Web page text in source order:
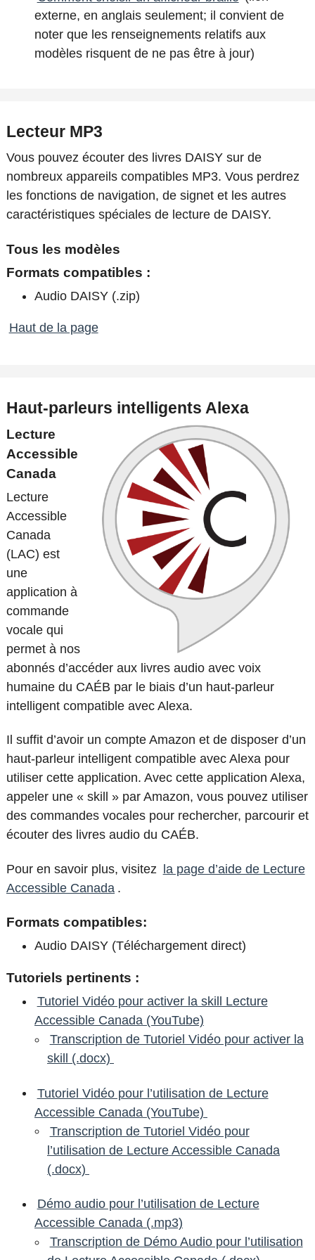
externe, en anglais seulement; il convient de
noter que les renseignements relatifs aux
modèles risquent de ne pas être à jour)
Lecteur MP3
Vous pouvez écouter des livres DAISY sur de
nombreux appareils compatibles MP3. Vous perdrez
les fonctions de navigation, de signet et les autres
caractéristiques spéciales de lecture de DAISY.
Tous les modèles
Formats compatibles :
Audio DAISY (.zip)
Haut de la page
Haut-parleurs intelligents Alexa
Lecture
Accessible
Canada
Lecture
Accessible
Canada
(LAC) est
une
application à
commande
vocale qui
permet à nos
abonnés d’accéder aux livres audio avec voix
humaine du CAÉB par le biais d’un haut-parleur
intelligent compatible avec Alexa.
Il suffit d’avoir un compte Amazon et de disposer d’un
haut-parleur intelligent compatible avec Alexa pour
utiliser cette application. Avec cette application Alexa,
appeler une « skill » par Amazon, vous pouvez utiliser
des commandes vocales pour rechercher, parcourir et
écouter des livres audio du CAÉB.
Pour en savoir plus, visitez la page d’aide de Lecture
Accessible Canada .
Formats compatibles:
Audio DAISY (Téléchargement direct)
Tutoriels pertinents :
Tutoriel Vidéo pour activer la skill Lecture
Accessible Canada (YouTube)
Transcription de Tutoriel Vidéo pour activer la
skill (.docx)
Tutoriel Vidéo pour l’utilisation de Lecture
Accessible Canada (YouTube)
Transcription de Tutoriel Vidéo pour
l’utilisation de Lecture Accessible Canada
(.docx)
Démo audio pour l’utilisation de Lecture
Accessible Canada (.mp3)
Transcription de Démo Audio pour l’utilisation